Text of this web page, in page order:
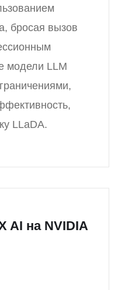
бросая вызов
модели LLM
LLaDA.
AI на NVIDIA